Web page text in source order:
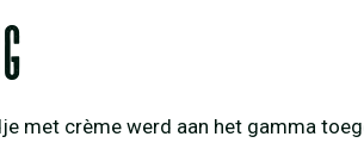
met crème werd aan het gamma